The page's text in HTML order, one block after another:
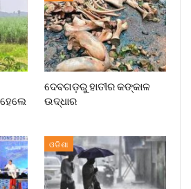
ଦେବଗଡ଼ରୁ ହାତୀର କଙ୍କାଳ
ଉଦ୍ଧାର
ଓଡିଶା